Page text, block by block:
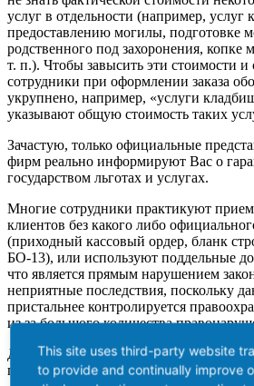
услуг в отдельности (например, услуг
предоставлению могилы, подготовке
родственного под захоронения,
т. п.). Чтобы завысить эти стоимости и
сотрудники при оформлении заказа
укрупнено, например, «услуги
указывают общую стоимость таких
Зачастую, только официальные
фирм реально информируют Вас о
государством льготах и услугах.
Многие сотрудники практикуют
клиентов без какого либо
(приходный кассовый ордер, бланк
БО-13), или используют поддельные
что является прямым нарушением
неприятные последствия, поскольку
пристальнее контролируется
из за большого количества
Для того чтобы быть уверенным в
погребения близкого человека,
This site uses third-party website
to provide and continually improve